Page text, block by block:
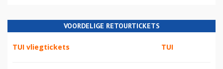
VOORDELIGE RETOURTICKETS
TUI vliegtickets TUI